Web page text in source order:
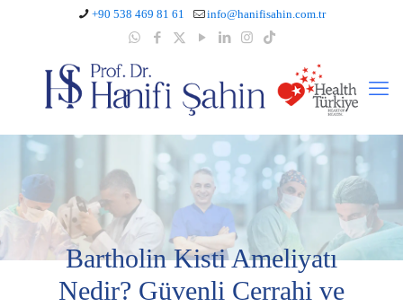
+90 538 469 81 61 info@hanifisahin.com.tr
Bartholin Kisti Ameliyatı
Nedir? Güvenli Cerrahi ve